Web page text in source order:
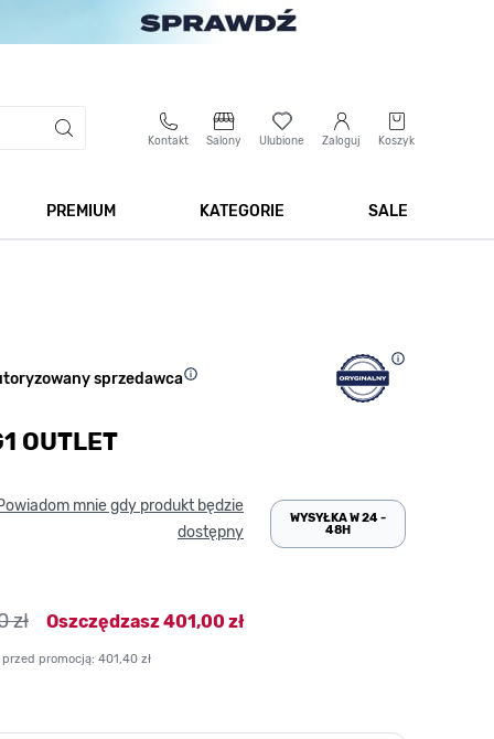
Kontakt Salony Ulubione Zaloguj Koszyk
PREMIUM
KATEGORIE
SALE
sprzedawca
OUTLET
mnie gdy produkt będzie
dostępny
WYSYŁKA W 24 -
48H
zł Oszczędzasz401,00 zł
promocją: 401,40 zł